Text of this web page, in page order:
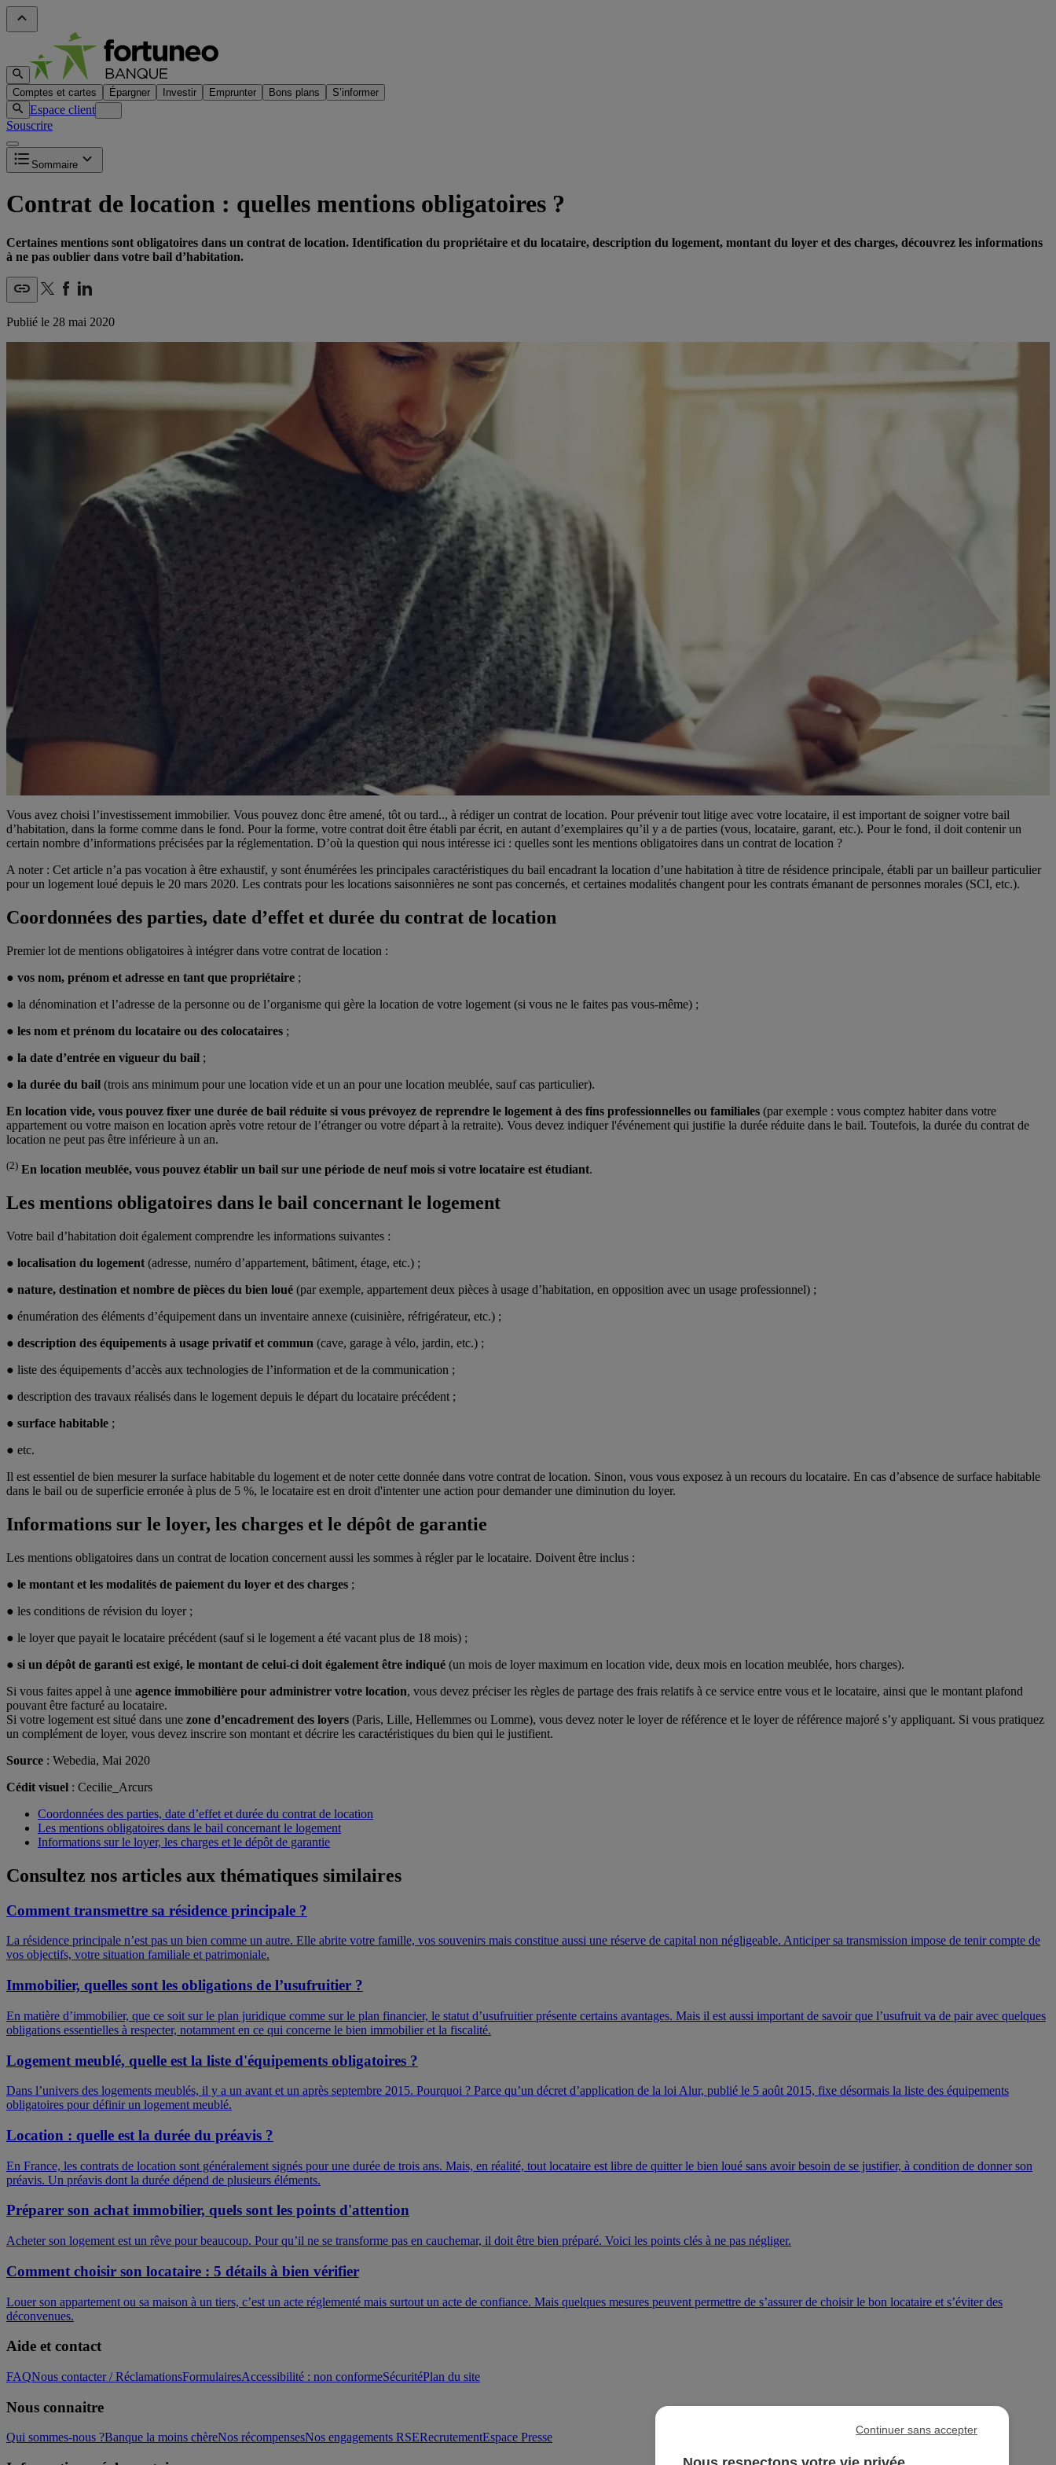
Comptes et cartes Épargner Investir Emprunter Bons plans S’informer
Espace client
Souscrire
Sommaire
Contrat de location : quelles mentions obligatoires ?
Certaines mentions sont obligatoires dans un contrat de location. Identification du propriétaire et du locataire, description du logement, montant du loyer et des charges, découvrez les informations
à ne pas oublier dans votre bail d’habitation.
Publié le 28 mai 2020
Vous avez choisi l’investissement immobilier. Vous pouvez donc être amené, tôt ou tard.., à rédiger un contrat de location. Pour prévenir tout litige avec votre locataire, il est important de soigner votre bail
d’habitation, dans la forme comme dans le fond. Pour la forme, votre contrat doit être établi par écrit, en autant d’exemplaires qu’il y a de parties (vous, locataire, garant, etc.). Pour le fond, il doit contenir un
certain nombre d’informations précisées par la réglementation. D’où la question qui nous intéresse ici : quelles sont les mentions obligatoires dans un contrat de location ?
A noter : Cet article n’a pas vocation à être exhaustif, y sont énumérées les principales caractéristiques du bail encadrant la location d’une habitation à titre de résidence principale, établi par un bailleur particulier
pour un logement loué depuis le 20 mars 2020. Les contrats pour les locations saisonnières ne sont pas concernés, et certaines modalités changent pour les contrats émanant de personnes morales (SCI, etc.).
Coordonnées des parties, date d’effet et durée du contrat de location
Premier lot de mentions obligatoires à intégrer dans votre contrat de location :
● vos nom, prénom et adresse en tant que propriétaire ;
● la dénomination et l’adresse de la personne ou de l’organisme qui gère la location de votre logement (si vous ne le faites pas vous-même) ;
● les nom et prénom du locataire ou des colocataires ;
● la date d’entrée en vigueur du bail ;
● la durée du bail (trois ans minimum pour une location vide et un an pour une location meublée, sauf cas particulier).
En location vide, vous pouvez fixer une durée de bail réduite si vous prévoyez de reprendre le logement à des fins professionnelles ou familiales (par exemple : vous comptez habiter dans votre
appartement ou votre maison en location après votre retour de l’étranger ou votre départ à la retraite). Vous devez indiquer l'événement qui justifie la durée réduite dans le bail. Toutefois, la durée du contrat de
location ne peut pas être inférieure à un an.
(2) En location meublée, vous pouvez établir un bail sur une période de neuf mois si votre locataire est étudiant.
Les mentions obligatoires dans le bail concernant le logement
Votre bail d’habitation doit également comprendre les informations suivantes :
● localisation du logement (adresse, numéro d’appartement, bâtiment, étage, etc.) ;
● nature, destination et nombre de pièces du bien loué (par exemple, appartement deux pièces à usage d’habitation, en opposition avec un usage professionnel) ;
● énumération des éléments d’équipement dans un inventaire annexe (cuisinière, réfrigérateur, etc.) ;
● description des équipements à usage privatif et commun (cave, garage à vélo, jardin, etc.) ;
● liste des équipements d’accès aux technologies de l’information et de la communication ;
● description des travaux réalisés dans le logement depuis le départ du locataire précédent ;
● surface habitable ;
● etc.
Il est essentiel de bien mesurer la surface habitable du logement et de noter cette donnée dans votre contrat de location. Sinon, vous vous exposez à un recours du locataire. En cas d’absence de surface habitable
dans le bail ou de superficie erronée à plus de 5 %, le locataire est en droit d'intenter une action pour demander une diminution du loyer.
Informations sur le loyer, les charges et le dépôt de garantie
Les mentions obligatoires dans un contrat de location concernent aussi les sommes à régler par le locataire. Doivent être inclus :
● le montant et les modalités de paiement du loyer et des charges ;
● les conditions de révision du loyer ;
● le loyer que payait le locataire précédent (sauf si le logement a été vacant plus de 18 mois) ;
● si un dépôt de garanti est exigé, le montant de celui-ci doit également être indiqué (un mois de loyer maximum en location vide, deux mois en location meublée, hors charges).
Si vous faites appel à une agence immobilière pour administrer votre location, vous devez préciser les règles de partage des frais relatifs à ce service entre vous et le locataire, ainsi que le montant plafond
pouvant être facturé au locataire.
Si votre logement est situé dans une zone d’encadrement des loyers (Paris, Lille, Hellemmes ou Lomme), vous devez noter le loyer de référence et le loyer de référence majoré s’y appliquant. Si vous pratiquez
un complément de loyer, vous devez inscrire son montant et décrire les caractéristiques du bien qui le justifient.
Source : Webedia, Mai 2020
Cédit visuel : Cecilie_Arcurs
Coordonnées des parties, date d’effet et durée du contrat de location
Les mentions obligatoires dans le bail concernant le logement
Informations sur le loyer, les charges et le dépôt de garantie
Consultez nos articles aux thématiques similaires
Comment transmettre sa résidence principale ?
La résidence principale n’est pas un bien comme un autre. Elle abrite votre famille, vos souvenirs mais constitue aussi une réserve de capital non négligeable. Anticiper sa transmission impose de tenir compte de
vos objectifs, votre situation familiale et patrimoniale.
Immobilier, quelles sont les obligations de l’usufruitier ?
En matière d’immobilier, que ce soit sur le plan juridique comme sur le plan financier, le statut d’usufruitier présente certains avantages. Mais il est aussi important de savoir que l’usufruit va de pair avec quelques
obligations essentielles à respecter, notamment en ce qui concerne le bien immobilier et la fiscalité.
Logement meublé, quelle est la liste d'équipements obligatoires ?
Dans l’univers des logements meublés, il y a un avant et un après septembre 2015. Pourquoi ? Parce qu’un décret d’application de la loi Alur, publié le 5 août 2015, fixe désormais la liste des équipements
obligatoires pour définir un logement meublé.
Location : quelle est la durée du préavis ?
En France, les contrats de location sont généralement signés pour une durée de trois ans. Mais, en réalité, tout locataire est libre de quitter le bien loué sans avoir besoin de se justifier, à condition de donner son
préavis. Un préavis dont la durée dépend de plusieurs éléments.
Préparer son achat immobilier, quels sont les points d'attention
Acheter son logement est un rêve pour beaucoup. Pour qu’il ne se transforme pas en cauchemar, il doit être bien préparé. Voici les points clés à ne pas négliger.
Comment choisir son locataire : 5 détails à bien vérifier
Louer son appartement ou sa maison à un tiers, c’est un acte réglementé mais surtout un acte de confiance. Mais quelques mesures peuvent permettre de s’assurer de choisir le bon locataire et s’éviter des
déconvenues.
Aide et contact
FAQNous contacter / RéclamationsFormulairesAccessibilité : non conformeSécuritéPlan du site
Nous connaitre
Qui sommes-nous ?Banque la moins chèreNos récompensesNos engagements RSERecrutementEspace Presse
Continuer sans accepter